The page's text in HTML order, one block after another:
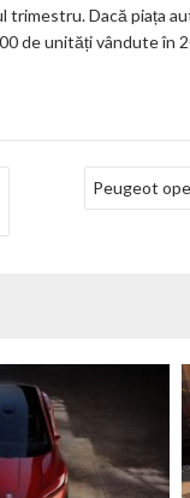
Dacă piața
de unități vândute în
Peugeot